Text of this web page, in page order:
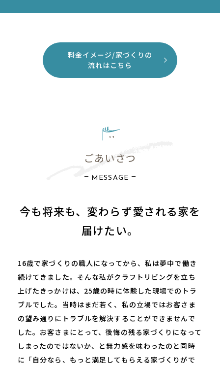
料⾦イメージ/家づくりの
流れはこちら
ごあいさつ
MESSAGE
今も将来も、変わらず愛される家を
届けたい。
16歳で家づくりの職⼈になってから、私は夢中で働き
続けてきました。そんな私がクラフトリビングを⽴ち
上げたきっかけは、25歳の時に体験した現場でのトラ
ブルでした。当時はまだ若く、私の⽴場ではお客さま
の望み通りにトラブルを解決することができませんで
した。お客さまにとって、後悔の残る家づくりになって
しまったのではないか、と無⼒感を味わったのと同時
に「⾃分なら、もっと満⾜してもらえる家づくりがで